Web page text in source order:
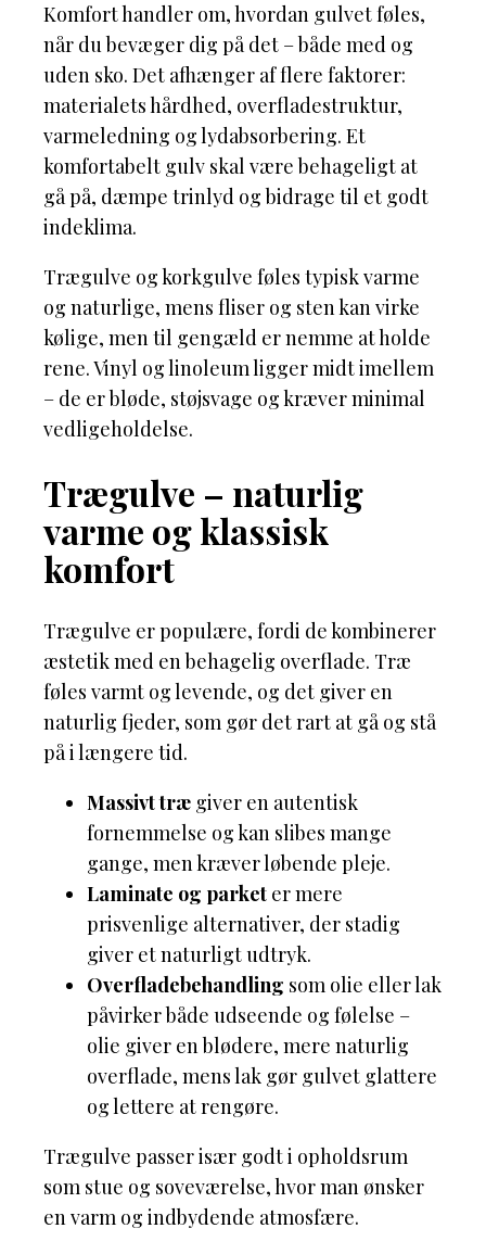
Komfort handler om, hvordan gulvet føles,
når du bevæger dig på det – både med og
uden sko. Det afhænger af flere faktorer:
materialets hårdhed, overfladestruktur,
varmeledning og lydabsorbering. Et
komfortabelt gulv skal være behageligt at
gå på, dæmpe trinlyd og bidrage til et godt
indeklima.
Trægulve og korkgulve føles typisk varme
og naturlige, mens fliser og sten kan virke
kølige, men til gengæld er nemme at holde
rene. Vinyl og linoleum ligger midt imellem
– de er bløde, støjsvage og kræver minimal
vedligeholdelse.
Trægulve – naturlig
varme og klassisk
komfort
Trægulve er populære, fordi de kombinerer
æstetik med en behagelig overflade. Træ
føles varmt og levende, og det giver en
naturlig fjeder, som gør det rart at gå og stå
på i længere tid.
Massivt træ giver en autentisk
fornemmelse og kan slibes mange
gange, men kræver løbende pleje.
Laminate og parket er mere
prisvenlige alternativer, der stadig
giver et naturligt udtryk.
Overfladebehandling som olie eller lak
påvirker både udseende og følelse –
olie giver en blødere, mere naturlig
overflade, mens lak gør gulvet glattere
og lettere at rengøre.
Trægulve passer især godt i opholdsrum
som stue og soveværelse, hvor man ønsker
en varm og indbydende atmosfære.